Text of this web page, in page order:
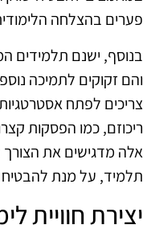
פערים בהצלחה
בנוסף, ישנם תלמידים
והם זקוקים לתמיכה
צריכים לפתח
ריכוזם, כמו הפסקות
אלה מדגישים את
תלמיד, על מנת להבטיח
יצירת חוויית